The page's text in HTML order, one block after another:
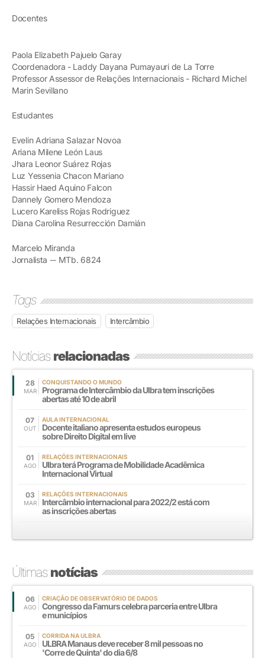
Docentes
Paola Elizabeth Pajuelo Garay
Coordenadora - Laddy Dayana Pumayauri de La Torre
Professor Assessor de Relações Internacionais - Richard Michel
Marin Sevillano
Estudantes
Evelin Adriana Salazar Novoa
Ariana Milene León Laus
Jhara Leonor Suárez Rojas
Luz Yessenia Chacon Mariano
Hassir Haed Aquino Falcon
Dannely Gomero Mendoza
Lucero Kareliss Rojas Rodriguez
Diana Carolina Resurrección Damián
Marcelo Miranda
Jornalista -- MTb. 6824
Tags
Relações Internacionais Intercâmbio
Notíciasrelacionadas
28
MAR
CONQUISTANDO O MUNDO
Programa de Intercâmbio da Ulbra tem inscrições
abertas até 10 de abril
07
OUT
AULA INTERNACIONAL
Docente italiano apresenta estudos europeus
sobre Direito Digital em live
01
AGO
RELAÇÕES INTERNACIONAIS
Ulbra terá Programa de Mobilidade Acadêmica
Internacional Virtual
03
MAR
RELAÇÕES INTERNACIONAIS
Intercâmbio internacional para 2022/2 está com
as inscrições abertas
Últimasnotícias
06
AGO
CRIAÇÃO DE OBSERVATÓRIO DE DADOS
Congresso da Famurs celebra parceria entre Ulbra
e municípios
05
AGO
CORRIDA NA ULBRA
ULBRA Manaus deve receber 8 mil pessoas no
'Corre de Quinta' do dia 6/8